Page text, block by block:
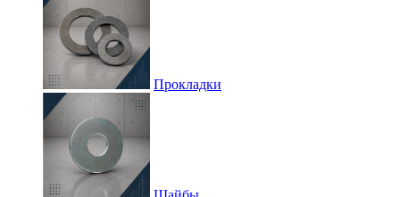
Прокладки